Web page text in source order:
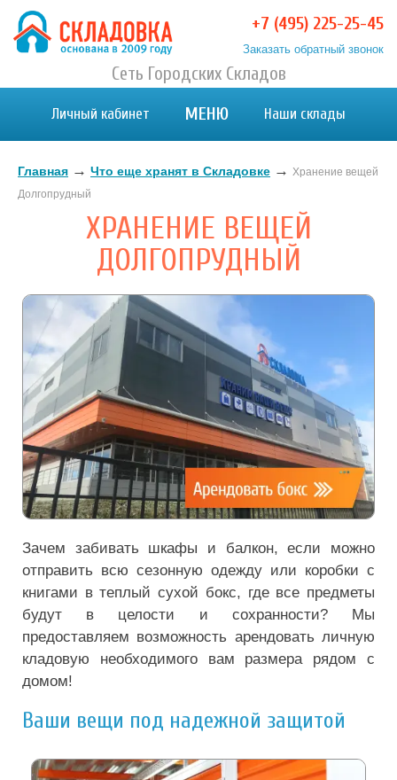
Хранение вещей в Москве и МО. Склад временного
Хранение вещей в Москве и МО. Склад временного хранения. Складовка
+7 (495) 225-25-45
Заказать обратный звонок
Сеть Городских Складов
Личный кабинет МЕНЮ Наши склады
Главная → Что еще хранят в Складовке → Хранение вещей
Долгопрудный
ХРАНЕНИЕ ВЕЩЕЙ
ДОЛГОПРУДНЫЙ
Зачем забивать шкафы и балкон, если можно
отправить всю сезонную одежду или коробки с
книгами в теплый сухой бокс, где все предметы
будут в целости и сохранности? Мы
предоставляем возможность арендовать личную
кладовую необходимого вам размера рядом с
домом!
Ваши вещи под надежной защитой